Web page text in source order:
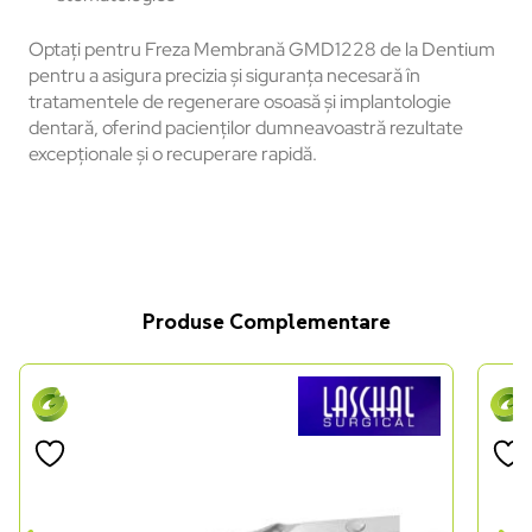
Optați pentru Freza Membrană GMD1228 de la Dentium
pentru a asigura precizia și siguranța necesară în
tratamentele de regenerare osoasă și implantologie
dentară, oferind pacienților dumneavoastră rezultate
excepționale și o recuperare rapidă.
Produse Complementare